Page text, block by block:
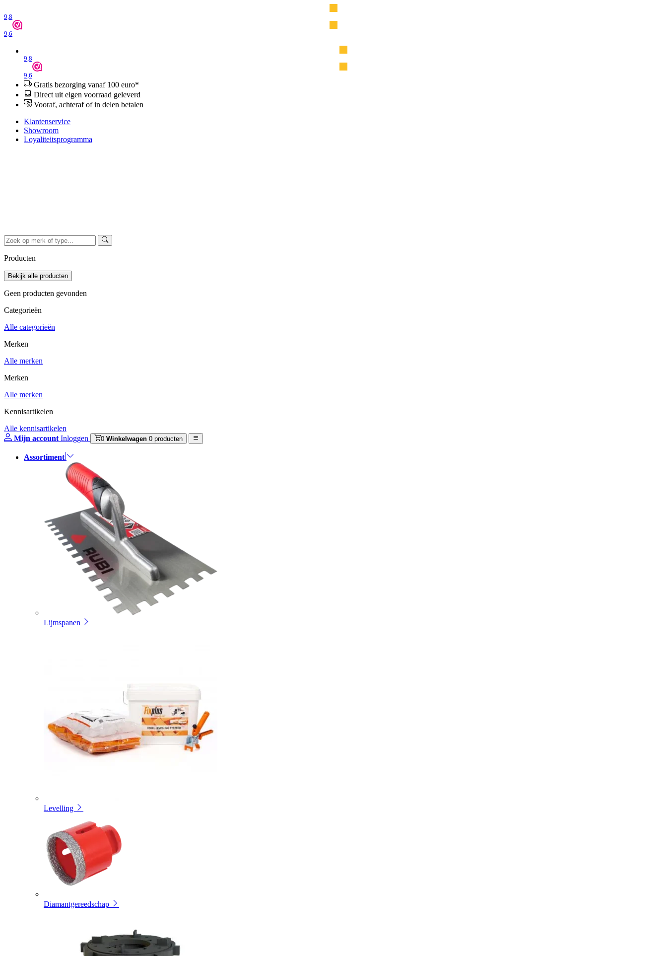
9,8
9,6
9,8
9,6
Gratis bezorging vanaf 100 euro*
Direct uit eigen voorraad geleverd
Vooraf, achteraf of in delen betalen
Klantenservice
Showroom
Loyaliteitsprogramma
Producten
Geen producten gevonden
Categorieën
Alle categorieën
Merken
Alle merken
Merken
Alle merken
Kennisartikelen
Alle kennisartikelen
Mijn account Inloggen 0 Winkelwagen 0 producten
Assortiment
Lijmspanen
Levelling
Diamantgereedschap